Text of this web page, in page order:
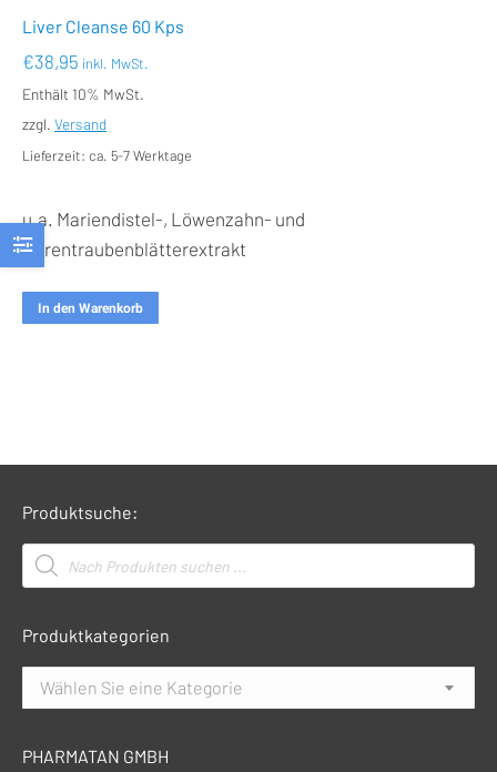
Liver Cleanse 60 Kps
€38,95 inkl. MwSt.
Enthält 10% MwSt.
zzgl. Versand
Lieferzeit: ca. 5-7 Werktage
u.a. Mariendistel-, Löwenzahn- und
Bärentraubenblätterextrakt
In den Warenkorb
Produktsuche:
Products
search
Produktkategorien
Wählen Sie eine Kategorie
PHARMATAN GMBH